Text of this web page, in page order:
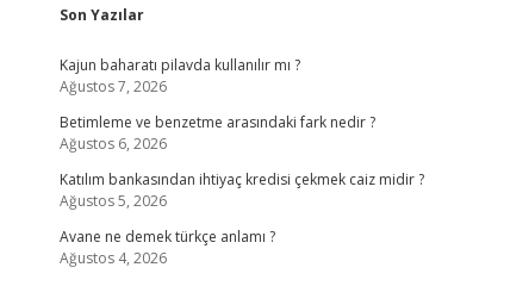
Sidebar
Son Yazılar
Kajun baharatı pilavda kullanılır mı ?
Ağustos 7, 2026
Betimleme ve benzetme arasındaki fark nedir ?
Ağustos 6, 2026
Katılım bankasından ihtiyaç kredisi çekmek caiz midir ?
Ağustos 5, 2026
Avane ne demek türkçe anlamı ?
Ağustos 4, 2026